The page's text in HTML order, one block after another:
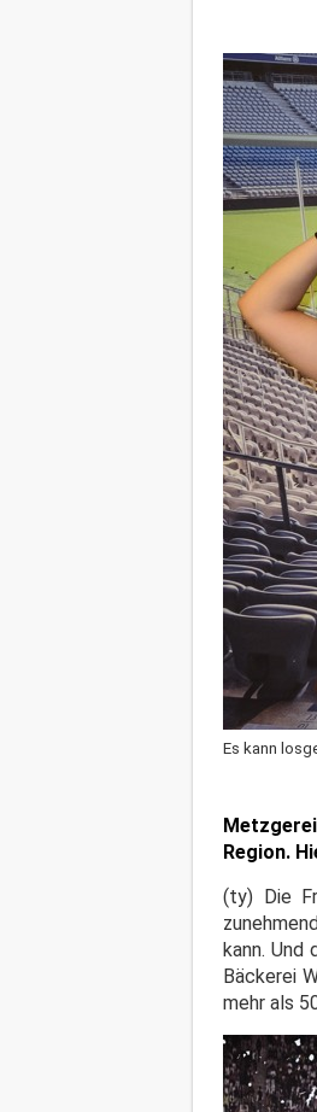
Es kann
Region.
(ty) Die
kann. Und
Bäckerei
mehr als